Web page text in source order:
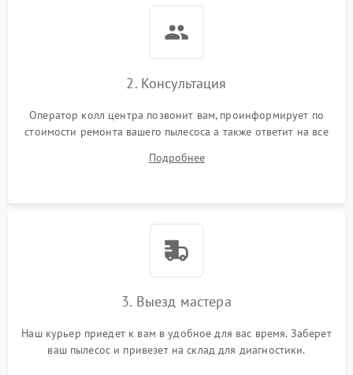
2. Консультация
Оператор колл центра позвонит вам, проинформирует по
стоимости ремонта вашего пылесоса а также ответит на все
Подробнее
3. Выезд мастера
Наш курьер приедет к вам в удобное для вас время. Заберет
ваш пылесос и привезет на склад для диагностики.